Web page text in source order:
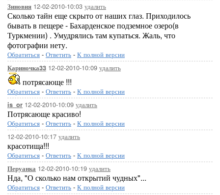
Зиновия 12-02-2010-10:03 удалить
Сколько тайн еще скрыто от наших глаз. Приходилось
бывать в пещере - Бахарденское подземное озеро(в
Туркмении) . Умудрялись там купаться. Жаль, что
фотографии нету.
Обратиться - Ответить - К полной версии
Кариночка33 12-02-2010-10:09 удалить
потрясающе !!!
Обратиться - Ответить - К полной версии
is_or 12-02-2010-10:09 удалить
Потрясающе красиво!
Обратиться - Ответить - К полной версии
12-02-2010-10:17 удалить
красотища!!!
Обратиться - Ответить - К полной версии
Перуанка 12-02-2010-10:19 удалить
Нда, "О сколько нам открытий чудных"...
Обратиться - Ответить - К полной версии